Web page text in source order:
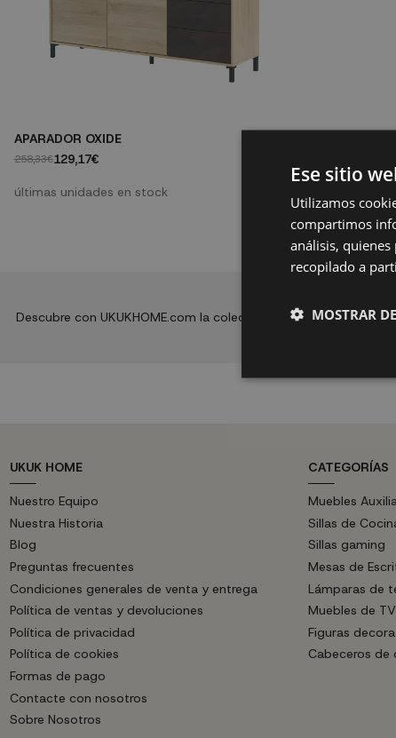
APARADOR OXIDE
258,33€129,17€
últimas unidades en stock
Descubre con UKUKHOME.com la colección de muebles
UKUK HOME
Nuestro Equipo
Nuestra Historia
Blog
Preguntas frecuentes
Condiciones generales de venta y entrega
Política de ventas y devoluciones
Política de privacidad
Política de cookies
Formas de pago
Contacte con nosotros
Sobre Nosotros
CATEGORÍAS
Muebles
Sillas de
Sillas gaming
Mesas de
Lámparas de
Muebles de TV
Figuras
Cabeceros de
Ese sitio
Utilizamos
compartimos
análisis,
recopilado a
MOSTRAR